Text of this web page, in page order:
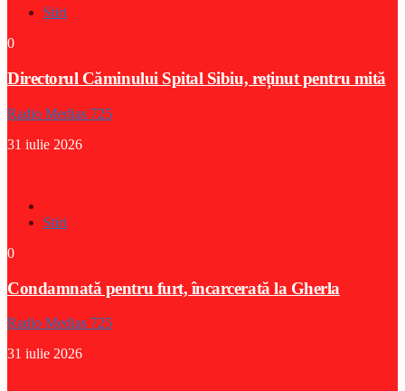
Stiri
0
Directorul Căminului Spital Sibiu, reținut pentru mită
Radio Medias 725
31 iulie 2026
Stiri
0
Condamnată pentru furt, încarcerată la Gherla
Radio Medias 725
31 iulie 2026